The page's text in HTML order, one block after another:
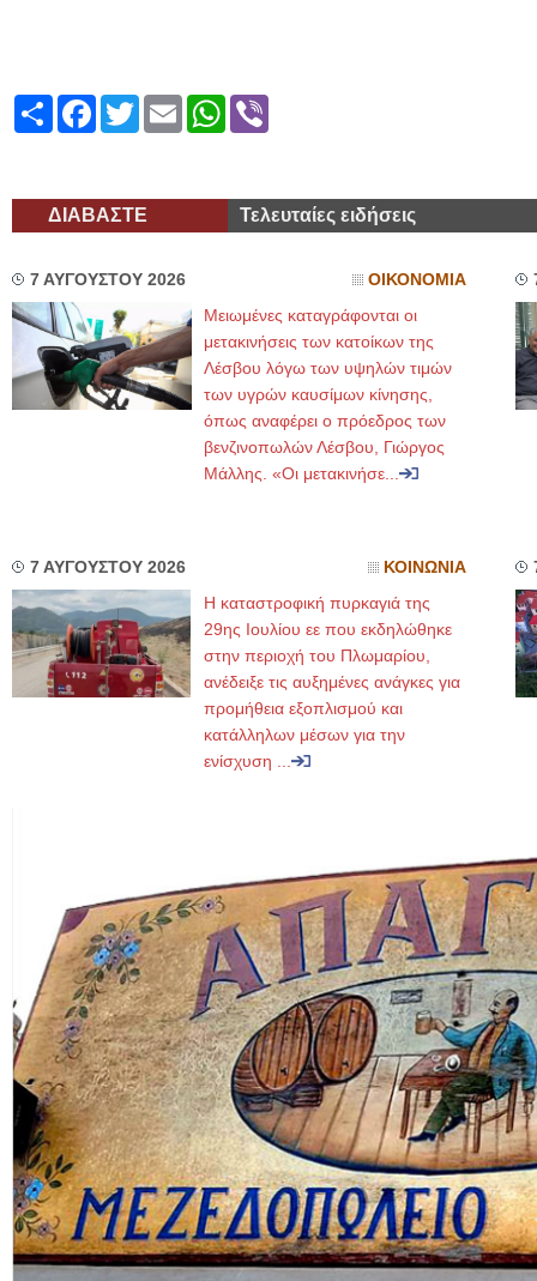
ShareFacebook
TwitterEmailWhatsApp
ΔΙΑΒΑΣΤΕ Τελευταίες ειδήσεις
7 ΑΥΓΟΥΣΤΟΥ 2026 ΟΙΚΟΝΟΜΙΑ
Μειωμένες καταγράφονται οι
μετακινήσεις των κατοίκων της
Λέσβου λόγω των υψηλών τιμών
των υγρών καυσίμων κίνησης,
όπως αναφέρει ο πρόεδρος των
βενζινοπωλών Λέσβου, Γιώργος
Μάλλης. «Οι μετακινήσε...
7 ΑΥΓΟΥΣΤΟΥ 2026 ΚΟΙΝΩΝΙΑ
Η καταστροφική πυρκαγιά της
29ης Ιουλίου εε που εκδηλώθηκε
στην περιοχή του Πλωμαρίου,
ανέδειξε τις αυξημένες ανάγκες για
προμήθεια εξοπλισμού και
κατάλληλων μέσων για την
ενίσχυση ...